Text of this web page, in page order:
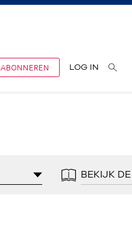
ABONNEREN LOG IN
BEKIJK